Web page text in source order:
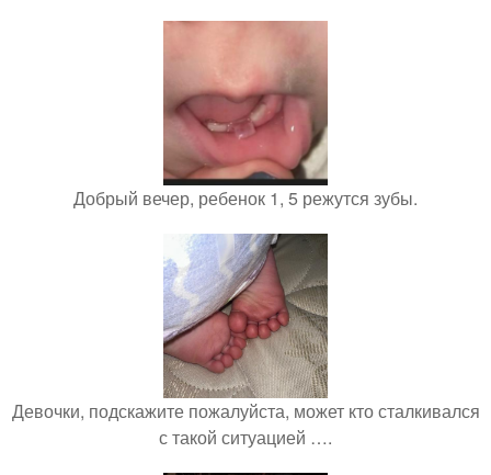
Добрый вечер, ребенок 1, 5 режутся зубы.
Девочки, подскажите пожалуйста, может кто сталкивался
с такой ситуацией ….